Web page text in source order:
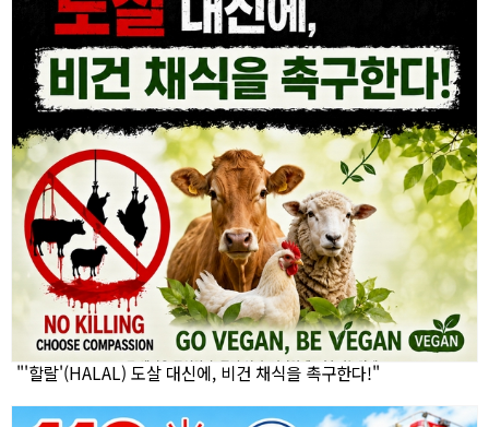
"'할랄'(HALAL) 도살 대신에, 비건 채식을 촉구한다!"